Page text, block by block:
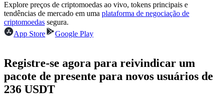
Desfrute da partilha de lucros e comissões de copy trading
Explore preços de criptomoedas ao vivo, tokens principais e
tendências de mercado em uma plataforma de negociação de
criptomoedas segura.
App Store
Google Play
Registre-se agora para reivindicar um
pacote de presente para novos usuários de
236 USDT